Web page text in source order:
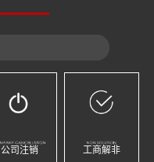
公司注销 工商解非